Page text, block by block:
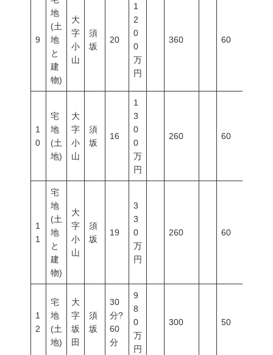
9
地
(土
地
と
建
物)
大
字
小
山
須
坂
20
1
2
0
0
万
円
360 60
1
0
宅
地
(土
地)
大
字
小
山
須
坂
16
1
3
0
0
万
円
260 60
1
1
宅
地
(土
地
と
建
物)
大
字
小
山
須
坂
19
3
3
0
万
円
260 60
1
2
宅
地
(土
地)
大
字
坂
田
須
坂
30
分?
60
分
9
8
0
万
円
300 50